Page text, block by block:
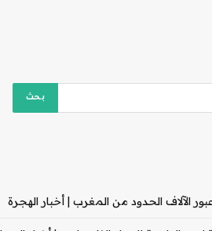
الآلاف الحدود من المغرب | أخبار الهجرة